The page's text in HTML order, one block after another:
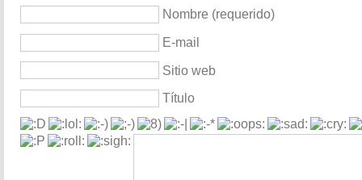
Nombre (requerido)
E-mail
Sitio web
Título